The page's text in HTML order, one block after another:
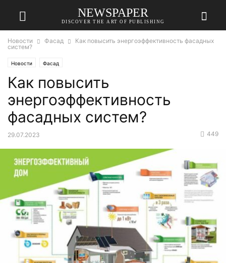
NEWSPAPER
DISCOVER THE ART OF PUBLISHING
Новости Фасад
Как повысить энергоэффективность фасадных
систем?
Новости Фасад
Как повысить
энергоэффективность
фасадных систем?
29.07.2023 449